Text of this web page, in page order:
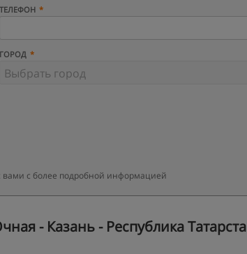
ТЕЛЕФОН
ГОРОД
вами с более подробной информацией
- Казань - Республика